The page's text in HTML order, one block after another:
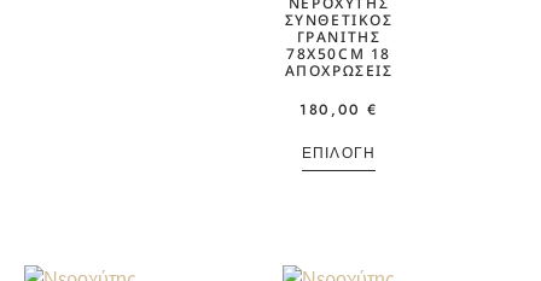
ΣΥΝΘΕΤΙΚΌΣ
ΓΡΑΝΊΤΗΣ
78X50CM 18
ΑΠΟΧΡΏΣΕΙΣ
180,00€
ΕΠΙΛΟΓΉ